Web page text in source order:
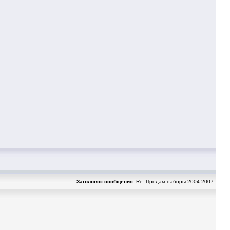
Заголовок сообщения: Re: Продам наборы 2004-2007